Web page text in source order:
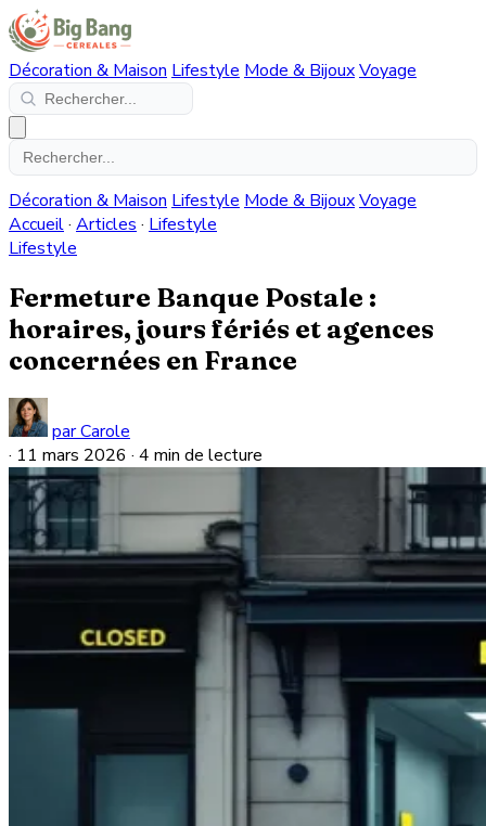
Décoration & Maison Lifestyle Mode & BijouxVoyage
Décoration & Maison Lifestyle Mode & BijouxVoyage
Accueil· Articles · Lifestyle
Lifestyle
Fermeture Banque Postale :
horaires, jours fériés et agences
concernées en France
par Carole
· 11 mars 2026 · 4 min de lecture